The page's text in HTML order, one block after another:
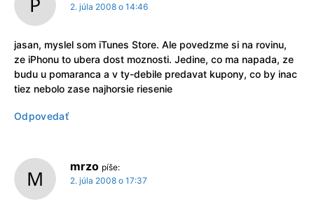
2. júla 2008 o 14:46
jasan, myslel som iTunes Store. Ale povedzme si na rovinu,
ze iPhonu to ubera dost moznosti. Jedine, co ma napada, ze
budu u pomaranca a v ty-debile predavat kupony, co by inac
tiez nebolo zase najhorsie riesenie
Odpovedať
mrzo píše:
2. júla 2008 o 17:37